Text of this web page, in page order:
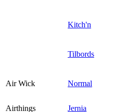
Kitch'n
Tilbords
Air Wick Normal
Airthings
Jernia